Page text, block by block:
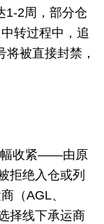
1-2周，部分仓
转过程中，追
被直接封禁，
幅收紧——由原
拒绝入仓或列
（AGL、
择线下承运商